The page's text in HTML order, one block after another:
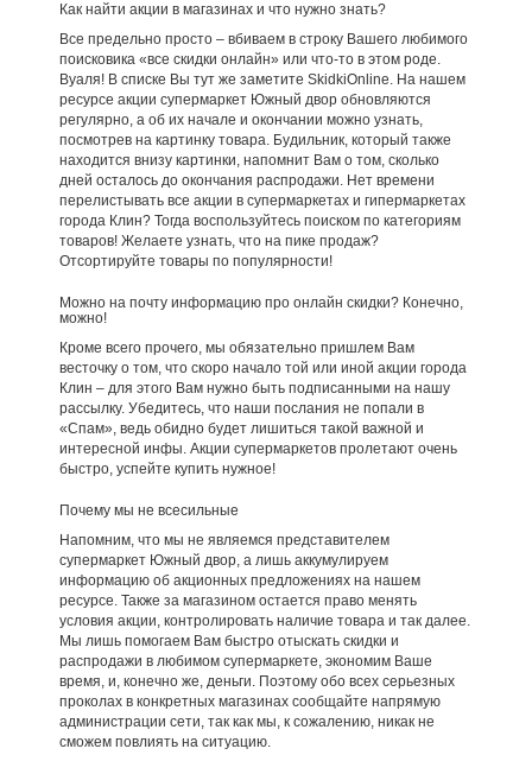
Как найти акции в магазинах и что нужно знать?
Все предельно просто – вбиваем в строку Вашего любимого
поисковика «все скидки онлайн» или что-то в этом роде.
Вуаля! В списке Вы тут же заметите SkidkiOnline. На нашем
ресурсе акции супермаркет Южный двор обновляются
регулярно, а об их начале и окончании можно узнать,
посмотрев на картинку товара. Будильник, который также
находится внизу картинки, напомнит Вам о том, сколько
дней осталось до окончания распродажи. Нет времени
перелистывать все акции в супермаркетах и гипермаркетах
города Клин? Тогда воспользуйтесь поиском по категориям
товаров! Желаете узнать, что на пике продаж?
Отсортируйте товары по популярности!
Можно на почту информацию про онлайн скидки? Конечно,
можно!
Кроме всего прочего, мы обязательно пришлем Вам
весточку о том, что скоро начало той или иной акции города
Клин – для этого Вам нужно быть подписанными на нашу
рассылку. Убедитесь, что наши послания не попали в
«Спам», ведь обидно будет лишиться такой важной и
интересной инфы. Акции супермаркетов пролетают очень
быстро, успейте купить нужное!
Почему мы не всесильные
Напомним, что мы не являемся представителем
супермаркет Южный двор, а лишь аккумулируем
информацию об акционных предложениях на нашем
ресурсе. Также за магазином остается право менять
условия акции, контролировать наличие товара и так далее.
Мы лишь помогаем Вам быстро отыскать скидки и
распродажи в любимом супермаркете, экономим Ваше
время, и, конечно же, деньги. Поэтому обо всех серьезных
проколах в конкретных магазинах сообщайте напрямую
администрации сети, так как мы, к сожалению, никак не
сможем повлиять на ситуацию.